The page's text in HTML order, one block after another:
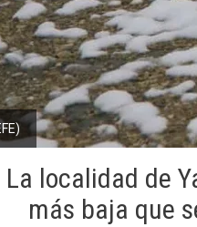
La localidad de
más baja que